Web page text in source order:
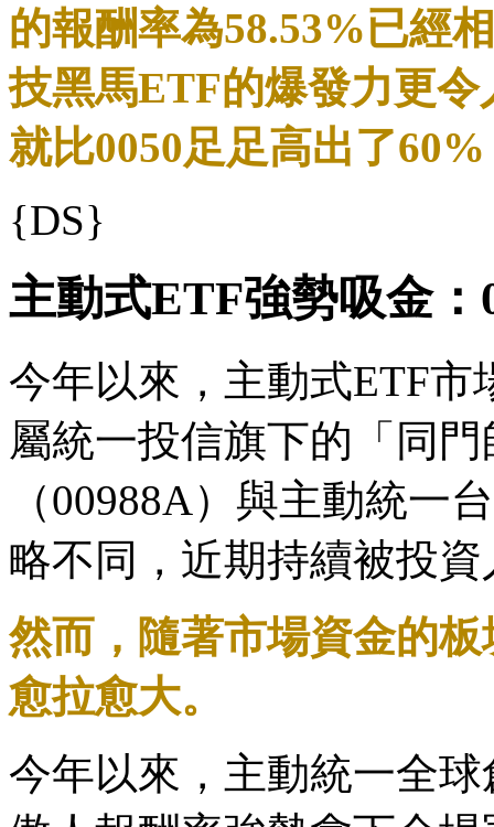
的報酬率為58.53%已經
技黑馬ETF的爆發力更
就比0050足足高出了
{DS}
主動式ETF強勢吸金：
今年以來，主動式ETF
屬統一投信旗下的「同
（00988A）與主動統一
略不同，近期持續被投
然而，隨著市場資金的
愈拉愈大。
今年以來，主動統一全球